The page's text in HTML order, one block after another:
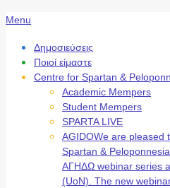
Secondary
Menu
Menu
Δημοσιεύσεις
Ποιοί είμαστε
Centre for Spartan &
Academic Mempers
Student Mempers
SPARTA LIVE
AGIDOWe are pleased
Spartan &
ΑΓΗΔΩ webinar series
(UoN). The new